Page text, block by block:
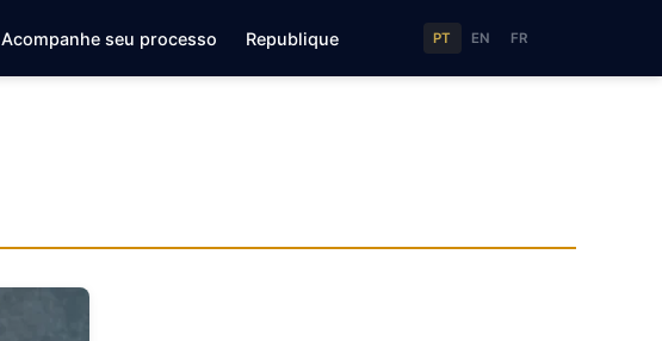
Acompanhe seu processo Republique PT EN FR